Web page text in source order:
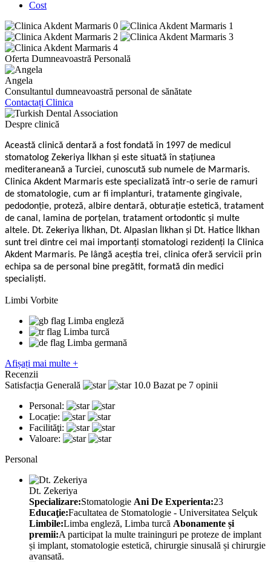
Cost
Oferta Dumneavoastră Personală
Angela
Consultantul dumneavoastră personal de sănătate
Contactați Clinica
Despre clinică
Această clinică dentară a fost fondată în 1997 de medicul
stomatolog Zekeriya İlkhan și este situată în stațiunea
mediteraneană a Turciei, cunoscută sub numele de Marmaris.
Clinica Akdent Marmaris este specializată într-o serie de ramuri
de stomatologie, cum ar fi implanturi, tratamente gingivale,
pedodonție, proteză, albire dentară, obturație estetică, tratament
de canal, lamina de porțelan, tratament ortodontic și multe
altele. Dt. Zekeriya İlkhan, Dt. Alpaslan İlkhan și Dt. Hatice İlkhan
sunt trei dintre cei mai importanți stomatologi rezidenți la Clinica
Akdent Marmaris. Pe lângă aceștia trei, clinica oferă servicii prin
echipa sa de personal bine pregătit, formată din medici
specialiști.
Limbi Vorbite
Limba engleză
Limba turcă
Limba germană
Afișați mai multe +
Recenzii
Satisfacția Generală
10.0 Bazat pe 7 opinii
Personal:
Locație:
Facilităţi:
Valoare:
Personal
Dt. Zekeriya
Specializare:Stomatologie Ani De Experienta:23
Educaţie:Facultatea de Stomatologie - Universitatea Selçuk
Limbile:Limba engleză, Limba turcă Abonamente și
premii:A participat la multe traininguri pe proteze de implant
și implant, stomatologie estetică, chirurgie sinusală și chirurgie
avansată.